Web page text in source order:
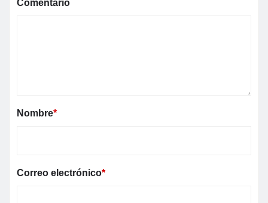
Comentario
Nombre*
Correo electrónico*